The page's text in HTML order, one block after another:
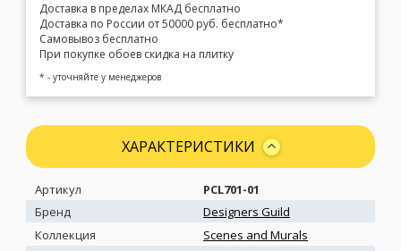
Доставка в пределах МКАД бесплатно
Доставка по России от 50000 руб. бесплатно*
Самовывоз бесплатно
При покупке обоев скидка на плитку
* - уточняйте у менеджеров
ХАРАКТЕРИСТИКИ
Артикул
PCL701-01
Бренд
Designers Guild
Коллекция
Scenes and Murals